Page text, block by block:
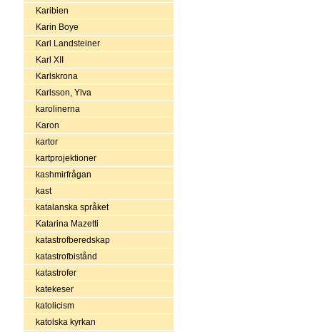
Karibien
Karin Boye
Karl Landsteiner
Karl XII
Karlskrona
Karlsson, Ylva
karolinerna
Karon
kartor
kartprojektioner
kashmirfrågan
kast
katalanska språket
Katarina Mazetti
katastrofberedskap
katastrofbistånd
katastrofer
katekeser
katolicism
katolska kyrkan